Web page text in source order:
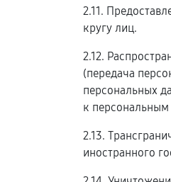
2.11.
кругу лиц.
2.12.
(передача
персональных
к
2.13.
иностранного